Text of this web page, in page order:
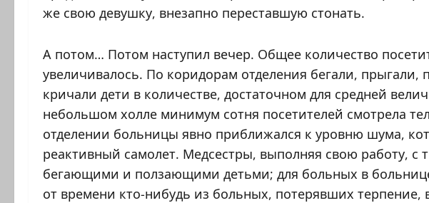
же свою девушку, внезапно переставшую стонать.
А потом… Потом наступил вечер. Общее количество
увеличивалось. По коридорам отделения бегали, прыгали,
кричали дети в количестве, достаточном для средней
небольшом холле минимум сотня посетителей смотрела
отделении больницы явно приближался к уровню шума,
реактивный самолет. Медсестры, выполняя свою работу, с
бегающими и ползающими детьми; для больных в
от времени кто-нибудь из больных, потерявших терпение,